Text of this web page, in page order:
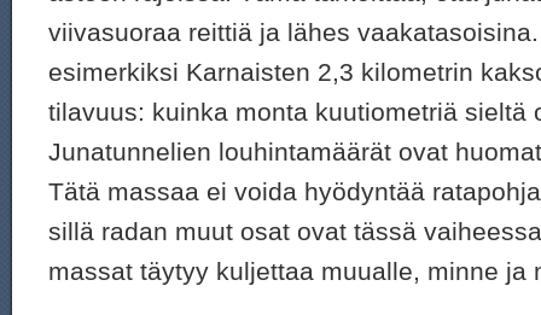
viivasuoraa reittiä ja lähes
esimerkiksi Karnaisten 2,3 kilometrin
tilavuus: kuinka monta kuutiometriä sieltä
Junatunnelien louhintamäärät ovat
Tätä massaa ei voida hyödyntää
sillä radan muut osat ovat tässä
massat täytyy kuljettaa muualle, minne ja